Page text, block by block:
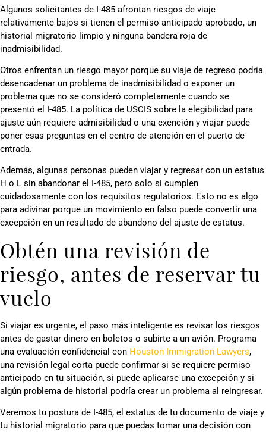
Algunos solicitantes de I-485 afrontan riesgos de viaje
relativamente bajos si tienen el permiso anticipado aprobado, un
historial migratorio limpio y ninguna bandera roja de
inadmisibilidad.
Otros enfrentan un riesgo mayor porque su viaje de regreso podría
desencadenar un problema de inadmisibilidad o exponer un
problema que no se consideró completamente cuando se
presentó el I-485. La política de USCIS sobre la elegibilidad para
ajuste aún requiere admisibilidad o una exención y viajar puede
poner esas preguntas en el centro de atención en el puerto de
entrada.
Además, algunas personas pueden viajar y regresar con un estatus
H o L sin abandonar el I-485, pero solo si cumplen
cuidadosamente con los requisitos regulatorios. Esto no es algo
para adivinar porque un movimiento en falso puede convertir una
excepción en un resultado de abandono del ajuste de estatus.
Obtén una revisión de
riesgo, antes de reservar tu
vuelo
Si viajar es urgente, el paso más inteligente es revisar los riesgos
antes de gastar dinero en boletos o subirte a un avión. Programa
una evaluación confidencial con Houston Immigration Lawyers,
una revisión legal corta puede confirmar si se requiere permiso
anticipado en tu situación, si puede aplicarse una excepción y si
algún problema de historial podría crear un problema al reingresar.
Veremos tu postura de I-485, el estatus de tu documento de viaje y
tu historial migratorio para que puedas tomar una decisión con